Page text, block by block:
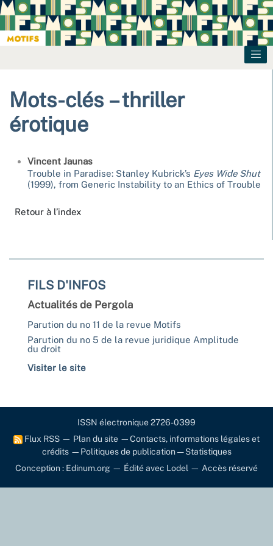
Mots-clés – thriller
érotique
Vincent Jaunas
Trouble in Paradise: Stanley Kubrick’s Eyes Wide Shut
(1999), from Generic Instability to an Ethics of Trouble
Retour à l’index
FILS D'INFOS
Actualités de Pergola
Parution du no 11 de la revue Motifs
Parution du no 5 de la revue juridique Amplitude
du droit
Visiter le site
ISSN électronique 2726-0399
Flux RSS — Plan du site —Contacts, informations légales et
crédits— Politiques de publication—Statistiques
Conception : Edinum.org — Édité avec Lodel — Accès réservé